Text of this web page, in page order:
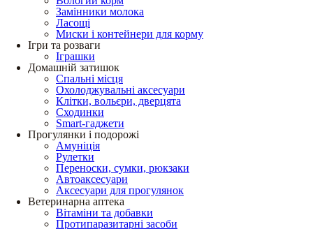
Замінники молока
Ласощі
Миски і контейнери для корму
Ігри та розваги
Іграшки
Домашній затишок
Спальні місця
Охолоджувальні аксесуари
Клітки, вольєри, дверцята
Сходинки
Smart-гаджети
Прогулянки і подорожі
Амуніція
Рулетки
Переноски, сумки, рюкзаки
Автоаксесуари
Аксесуари для прогулянок
Ветеринарна аптека
Вітаміни та добавки
Протипаразитарні засоби